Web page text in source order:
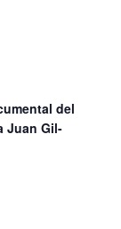
del
Juan Gil-